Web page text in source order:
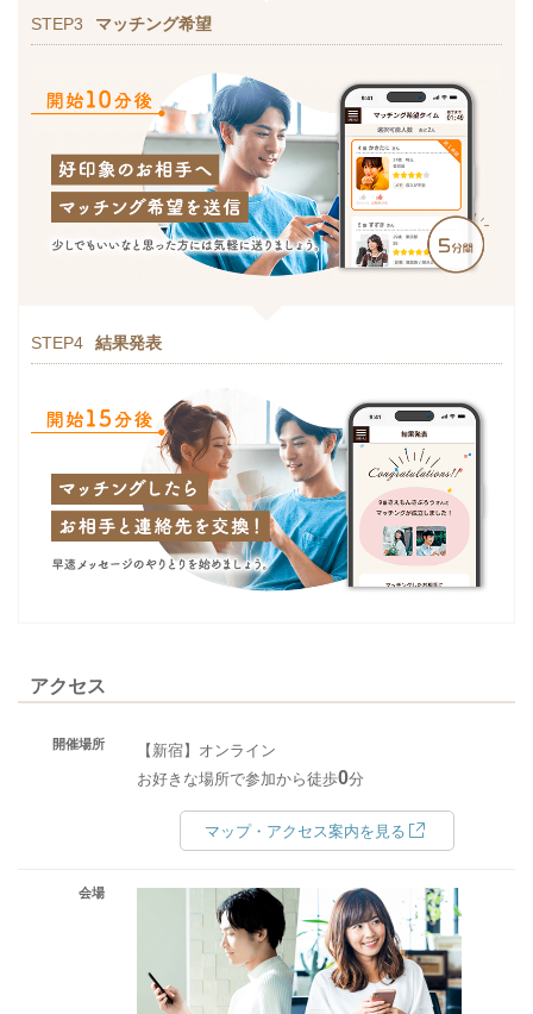
STEP3 マッチング希望
STEP4 結果発表
アクセス
開催場所
【新宿】オンライン
お好きな場所で参加から徒歩0分
マップ・アクセス案内を見る
会場